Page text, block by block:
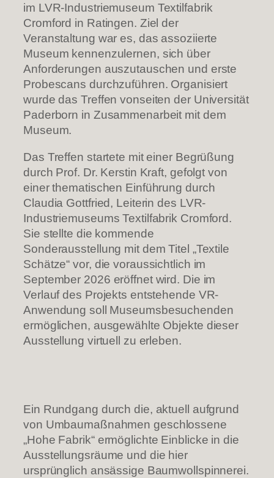
im LVR-Industriemuseum Textilfabrik
Cromford in Ratingen. Ziel der
Veranstaltung war es, das assoziierte
Museum kennenzulernen, sich über
Anforderungen auszutauschen und erste
Probescans durchzuführen. Organisiert
wurde das Treffen vonseiten der Universität
Paderborn in Zusammenarbeit mit dem
Museum.
Das Treffen startete mit einer Begrüßung
durch Prof. Dr. Kerstin Kraft, gefolgt von
einer thematischen Einführung durch
Claudia Gottfried, Leiterin des LVR-
Industriemuseums Textilfabrik Cromford.
Sie stellte die kommende
Sonderausstellung mit dem Titel „Textile
Schätze“ vor, die voraussichtlich im
September 2026 eröffnet wird. Die im
Verlauf des Projekts entstehende VR-
Anwendung soll Museumsbesuchenden
ermöglichen, ausgewählte Objekte dieser
Ausstellung virtuell zu erleben.
Ein Rundgang durch die, aktuell aufgrund
von Umbaumaßnahmen geschlossene
„Hohe Fabrik“ ermöglichte Einblicke in die
Ausstellungsräume und die hier
ursprünglich ansässige Baumwollspinnerei.